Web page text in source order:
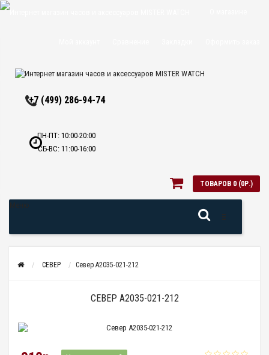
+7 (499) 286-94-74
ПН-ПТ: 10:00-20:00
СБ-ВС: 11:00-16:00
ТОВАРОВ 0 (0Р.)
СЕВЕР Север A2035-021-212
СЕВЕР A2035-021-212